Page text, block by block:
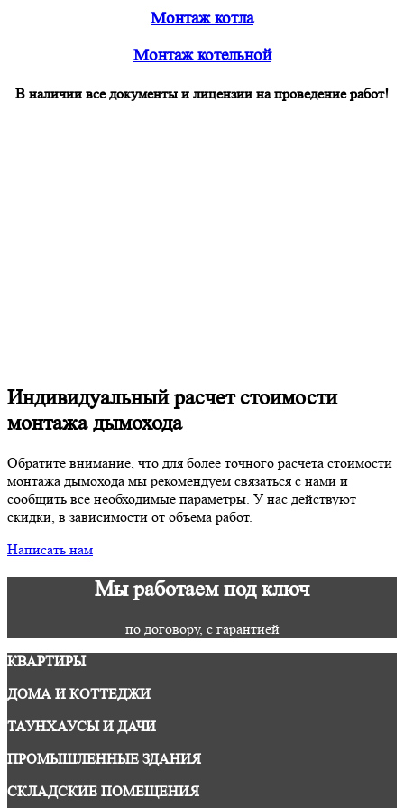
Монтаж котла
Монтаж котельной
В наличии все документы и лицензии на проведение работ!
Индивидуальный расчет стоимости
монтажа дымохода
Обратите внимание, что для более точного расчета стоимости
монтажа дымохода мы рекомендуем связаться с нами и
сообщить все необходимые параметры. У нас действуют
скидки, в зависимости от объема работ.
Написать нам
Мы работаем под ключ
по договору, с гарантией
КВАРТИРЫ
ДОМА И КОТТЕДЖИ
ТАУНХАУСЫ И ДАЧИ
ПРОМЫШЛЕННЫЕ ЗДАНИЯ
СКЛАДСКИЕ ПОМЕЩЕНИЯ